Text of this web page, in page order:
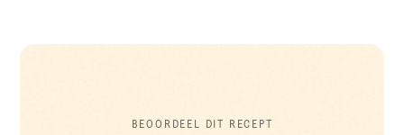
BEOORDEEL DIT RECEPT